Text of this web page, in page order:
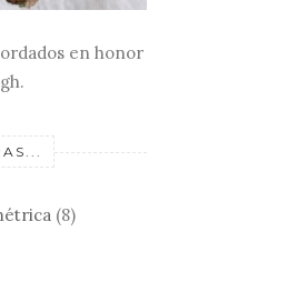
en honor
(8)